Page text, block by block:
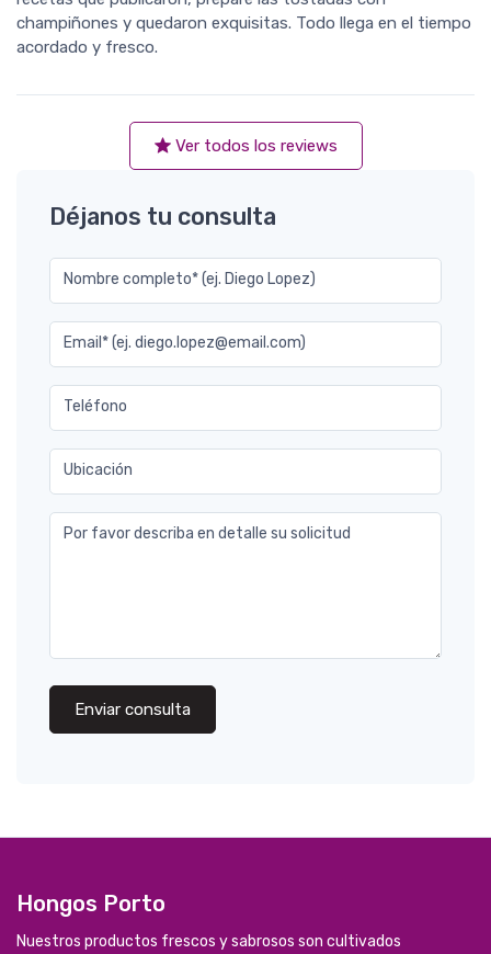
champiñones y quedaron exquisitas. Todo llega en el tiempo
acordado y fresco.
Ver todos los reviews
Déjanos tu consulta
Nombre completo* (ej. Diego Lopez)
Email* (ej. diego.lopez@email.com)
Teléfono
Ubicación
Por favor describa en detalle su solicitud
Enviar consulta
Hongos Porto
Nuestros productos frescos y sabrosos son cultivados